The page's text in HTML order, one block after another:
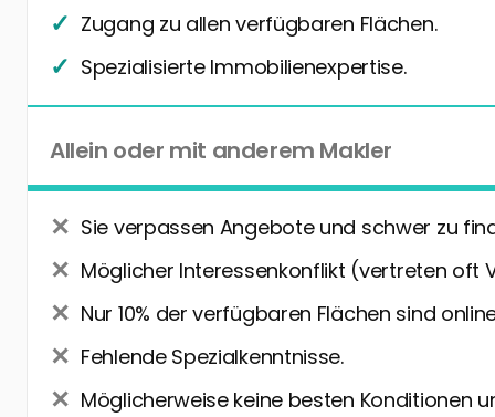
Zugang zu allen verfügbaren Flächen.
Spezialisierte Immobilienexpertise.
Allein oder mit anderem Makler
Sie verpassen Angebote und schwer zu
Möglicher Interessenkonflikt (vertreten oft
Nur 10% der verfügbaren Flächen sind
Fehlende Spezialkenntnisse.
Möglicherweise keine besten Konditionen